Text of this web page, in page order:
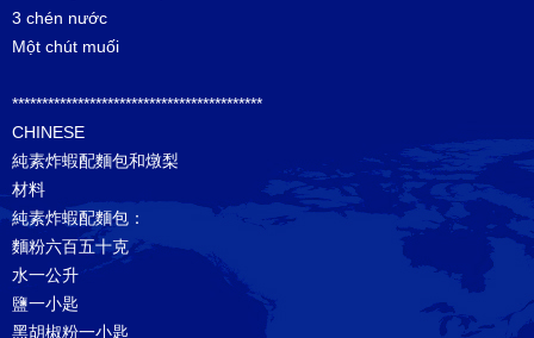
3 chén nước
Một chút muối
******************************************
CHINESE
純素炸蝦配麵包和燉梨
材料
純素炸蝦配麵包：
麵粉六百五十克
水一公升
鹽一小匙
黑胡椒粉一小匙